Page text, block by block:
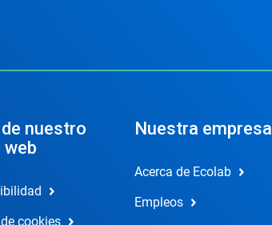
nuestro
cookies
Nuestra empresa
Acerca de Ecolab
Empleos